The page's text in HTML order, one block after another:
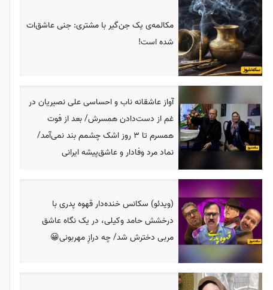
مکالمه‌ی یک جن‌گیر با مشتری: جنی عاشق‌ات
شده است!
آواز عاشقانه‌ ناب و احساسی علی نصیریان در
غم از دست‌دادن همسرش/ بعد از فوت
همسرم تا 3 روز اشک چشمم بند نمی‌آمد/
نماد مرد وفادار و عاشق‌پیشه ایرانی
(ویدئو) سکانس خنده‌دار قهوه پدری با
درخشش حامد وکیلی، در یک نگاه عاشق
مربی دخترش شد/ چه درازِ مهربونی😀